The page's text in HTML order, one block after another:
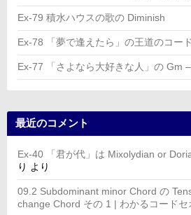
Ex-79 積水ハウスの歌の Diminish
Ex-78 「夢で逢えたら」の王道のコー
Ex-77 「さよなら大好きな人」の Gm
最近のコメント
Ex-40 「君が代」は Mixolydian or
り より
09.2 Subdominant minor Chord の
change Chord その 1 | わかるコードセ